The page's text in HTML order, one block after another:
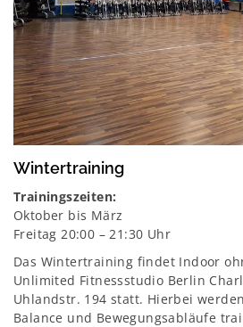
Wintertraining
Trainingszeiten:
Oktober bis März
Freitag 20:00 – 21:30 Uhr
Das Wintertraining findet Indoor
Unlimited Fitnessstudio Berlin
Uhlandstr. 194 statt. Hierbei
Balance und Bewegungsabläufe